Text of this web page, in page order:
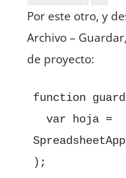
Por este otro, y
Archivo –
de proyecto:
function
);